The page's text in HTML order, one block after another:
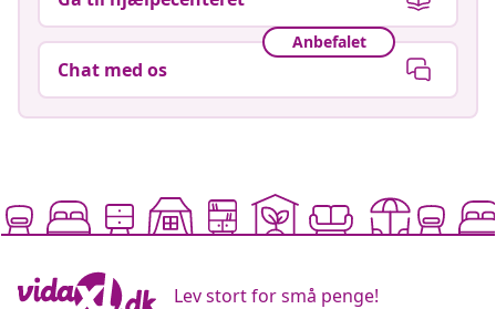
Anbefalet
Chat med os
Lev stort for små penge!